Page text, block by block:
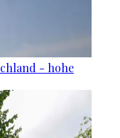
- hohe